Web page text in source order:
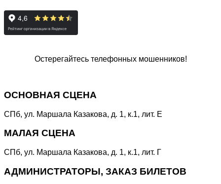
Остерегайтесь телефонных мошенников!
ОСНОВНАЯ СЦЕНА
СПб, ул. Маршала Казакова, д. 1, к.1, лит. Е
МАЛАЯ СЦЕНА
СПб, ул. Маршала Казакова, д. 1, к.1, лит. Г
АДМИНИСТРАТОРЫ, ЗАКАЗ БИЛЕТОВ